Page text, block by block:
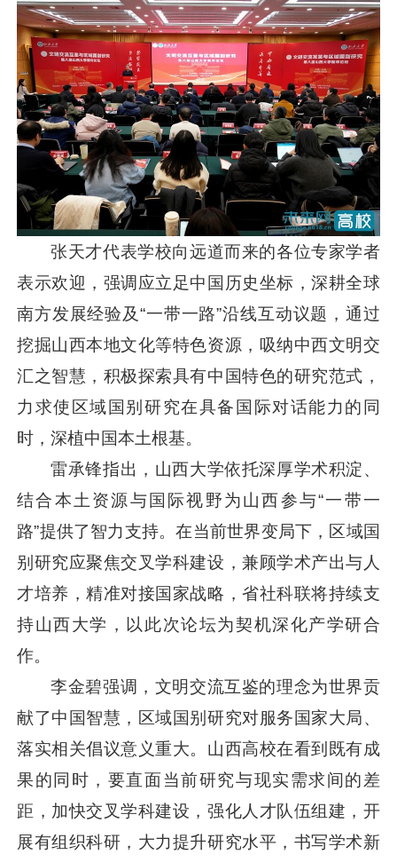
张天才代表学校向远道而来的各位专家学者
表示欢迎，强调应立足中国历史坐标，深耕全球
南方发展经验及“一带一路”沿线互动议题，通过
挖掘山西本地文化等特色资源，吸纳中西文明交
汇之智慧，积极探索具有中国特色的研究范式，
力求使区域国别研究在具备国际对话能力的同
时，深植中国本土根基。
雷承锋指出，山西大学依托深厚学术积淀、
结合本土资源与国际视野为山西参与“一带一
路”提供了智力支持。在当前世界变局下，区域国
别研究应聚焦交叉学科建设，兼顾学术产出与人
才培养，精准对接国家战略，省社科联将持续支
持山西大学，以此次论坛为契机深化产学研合
作。
李金碧强调，文明交流互鉴的理念为世界贡
献了中国智慧，区域国别研究对服务国家大局、
落实相关倡议意义重大。山西高校在看到既有成
果的同时，要直面当前研究与现实需求间的差
距，加快交叉学科建设，强化人才队伍组建，开
展有组织科研，大力提升研究水平，书写学术新